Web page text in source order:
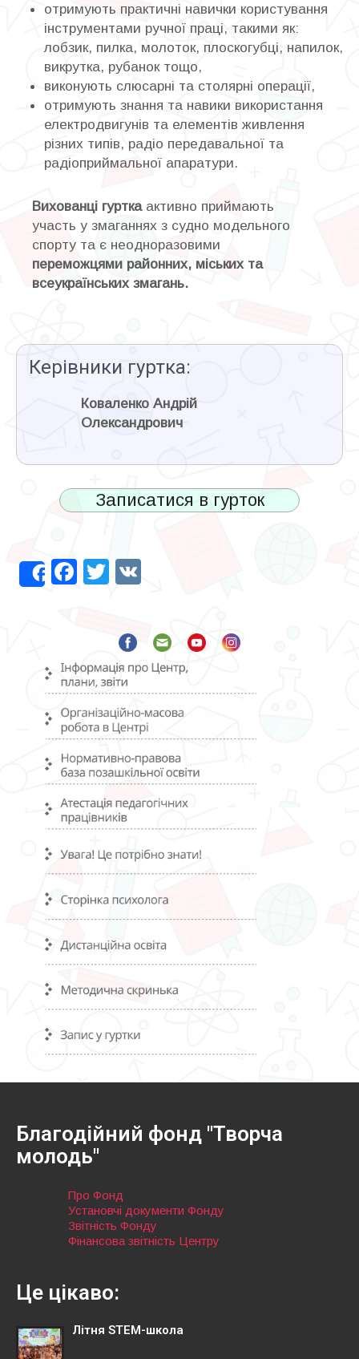
отримують практичні навички користування
інструментами ручної праці, такими як:
лобзик, пилка, молоток, плоскогубці, напилок,
викрутка, рубанок тощо,
виконують слюсарні та столярні операції,
отримують знання та навики використання
електродвигунів та елементів живлення
різних типів, радіо передавальної та
радіоприймальної апаратури.
Вихованці гурткаактивно приймають
участь у змаганнях з судно модельного
спорту та є неодноразовими
переможцями районних, міських та
всеукраїнських змагань.
Керівники гуртка:
Коваленко Андрій
Олександрович
Записатися в гурток
ShareFacebook
Twitter
Благодійний фонд "Творча
молодь"
Про Фонд
Установчі документи Фонду
Звітність Фонду
Фінансова звітність Центру
Це цікаво:
Літня STEM-школа